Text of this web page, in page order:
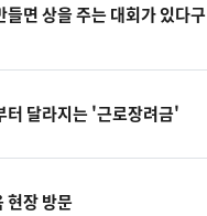
들면 상을 주는 대회가 있다구
달라지는 '근로장려금'
현장 방문